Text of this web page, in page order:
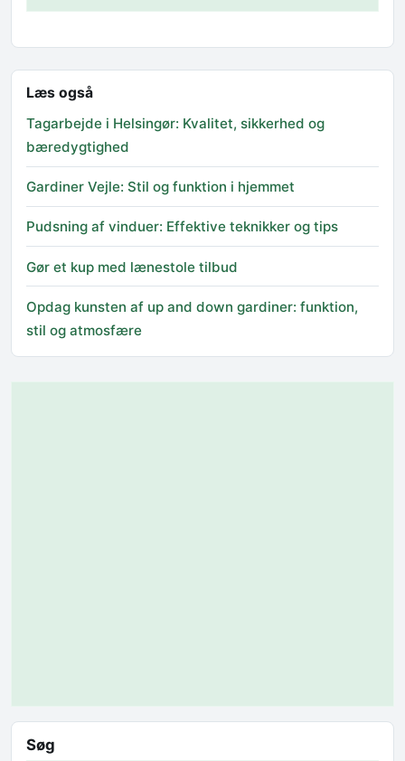
Læs også
Tagarbejde i Helsingør: Kvalitet, sikkerhed og
bæredygtighed
Gardiner Vejle: Stil og funktion i hjemmet
Pudsning af vinduer: Effektive teknikker og tips
Gør et kup med lænestole tilbud
Opdag kunsten af up and down gardiner: funktion,
stil og atmosfære
Søg